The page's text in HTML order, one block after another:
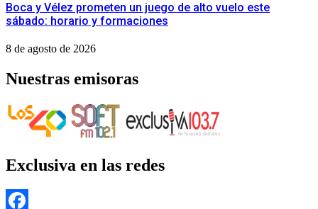
Boca y Vélez prometen un juego de alto vuelo este
sábado: horario y formaciones
8 de agosto de 2026
Nuestras emisoras
Exclusiva en las redes